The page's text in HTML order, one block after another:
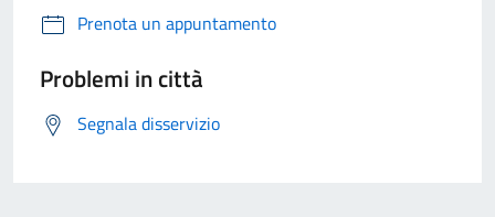
Prenota un appuntamento
Problemi in città
Segnala disservizio